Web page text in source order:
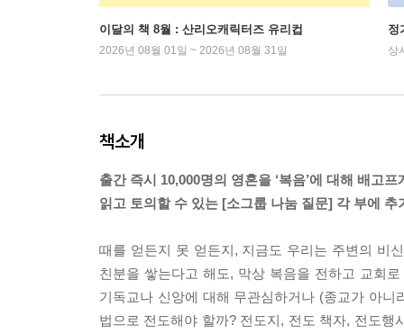
이달의 책 8월 : 산리오캐릭터즈 유리컵
2026년 08월 01일 ~ 2026년 08월 31일
정
상
책소개
출간 즉시 10,000명의 영혼을 ‘복음’에 대해 배고
읽고 토의할 수 있는 [소그룹 나눔 질문] 각 부에 추
때를 얻든지 못 얻든지, 지금도 우리는 주변의 비
친분을 쌓는다고 해도, 막상 복음을 전하고 교회
기독교나 신앙에 대해 무관심하거나 (종교가 아
법으로 전도해야 할까? 전도지, 전도 책자, 전도